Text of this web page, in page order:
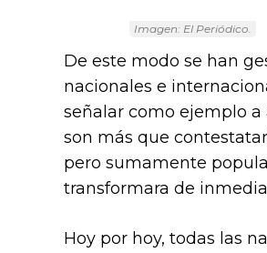
Imagen: El Periódico.
De este modo se han
nacionales e
señalar como ejemplo
son más que
pero sumamente
transformara de
Hoy por hoy, todas las